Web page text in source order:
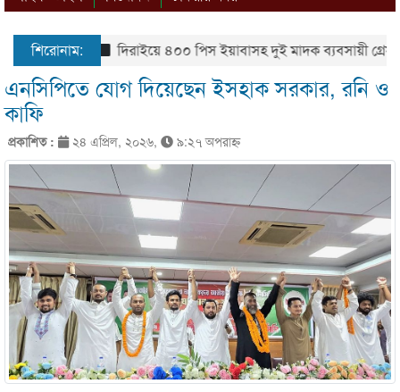
শিরোনাম: দিরাইয়ে ৪০০ পিস ইয়াবাসহ দুই মাদক ব্যবসায়ী গ্রেফতার
এনসিপিতে যোগ দিয়েছেন ইসহাক সরকার, রনি ও
কাফি
প্রকাশিত : ২৪ এপ্রিল, ২০২৬, ৯:২৭ অপরাহ্ণ